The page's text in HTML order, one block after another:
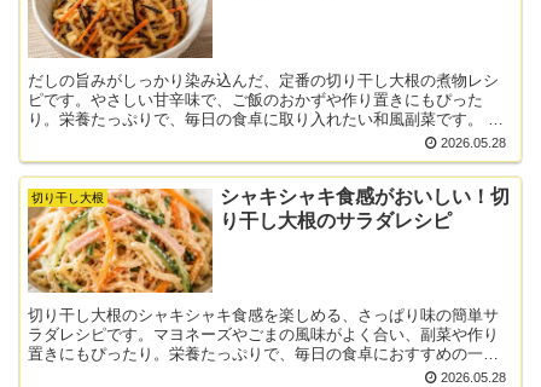
だしの旨みがしっかり染み込んだ、定番の切り干し大根の煮物レシ
ピです。やさしい甘辛味で、ご飯のおかずや作り置きにもぴった
り。栄養たっぷりで、毎日の食卓に取り入れたい和風副菜です。 材
料（2〜3人分） 切り干し大根・・・30g 人参・・・1/3...
2026.05.28
切り干し大根
シャキシャキ食感がおいしい！切
り干し大根のサラダレシピ
切り干し大根のシャキシャキ食感を楽しめる、さっぱり味の簡単サ
ラダレシピです。マヨネーズやごまの風味がよく合い、副菜や作り
置きにもぴったり。栄養たっぷりで、毎日の食卓におすすめの一品
です。 材料（2〜3人分） 切り干し大根・・・30g きゅう...2026.05.28